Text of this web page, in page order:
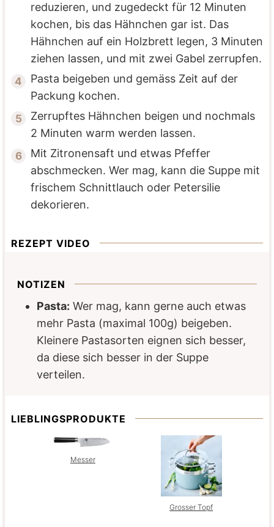
reduzieren, und zugedeckt für 12 Minuten
kochen, bis das Hähnchen gar ist. Das
Hähnchen auf ein Holzbrett legen, 3 Minuten
ziehen lassen, und mit zwei Gabel zerrupfen.
Pasta beigeben und gemäss Zeit auf der
Packung kochen.
Zerrupftes Hähnchen beigen und nochmals
2 Minuten warm werden lassen.
Mit Zitronensaft und etwas Pfeffer
abschmecken. Wer mag, kann die Suppe mit
frischem Schnittlauch oder Petersilie
dekorieren.
REZEPT VIDEO
NOTIZEN
Pasta: Wer mag, kann gerne auch etwas
mehr Pasta (maximal 100g) beigeben.
Kleinere Pastasorten eignen sich besser,
da diese sich besser in der Suppe
verteilen.
LIEBLINGSPRODUKTE
Messer
Grosser Topf